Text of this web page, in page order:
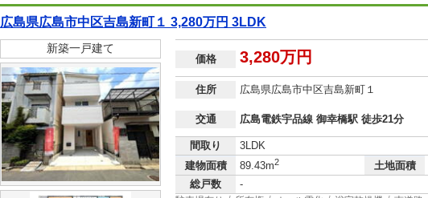
広島県広島市中区吉島新町１ 3,280万円 3LDK
新築一戸建て
価格 3,280万円
住所 広島県広島市中区吉島新町１
交通 広島電鉄宇品線 御幸橋駅 徒歩21分
間取り
3LDK
建物面積
89.43m2 土地面積
総戸数 -